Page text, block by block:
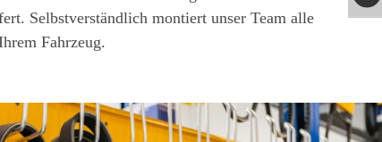
Selbstverständlich montiert unser Team alle
Fahrzeug.